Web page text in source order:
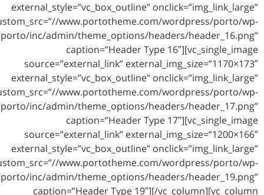
external_style=”vc_box_outline”
custom_src=”//
content/themes/porto/inc/admin/theme_options/
caption=”Header
source=”external_link”
external_style=”vc_box_outline”
custom_src=”//
content/themes/porto/inc/admin/theme_options/
caption=”Header
source=”external_link”
external_style=”vc_box_outline”
custom_src=”//
content/themes/porto/inc/admin/theme_options/
caption=”Header Type